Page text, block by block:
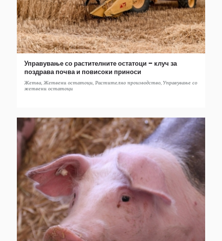
Управување со растителните остатоци – клуч за
поздрава почва и повисоки приноси
Жетва, Жетвени остатоци, Растително производство, Управување со
жетвени остатоци